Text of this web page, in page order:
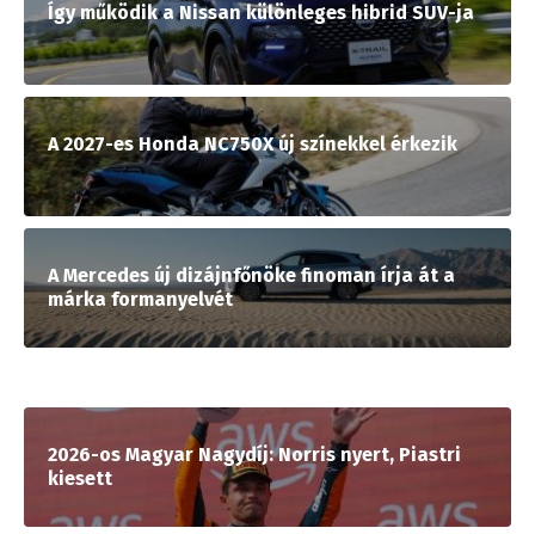
Így működik a Nissan különleges hibrid SUV-ja
A 2027-es Honda NC750X új színekkel érkezik
A Mercedes új dizájnfőnöke finoman írja át a
márka formanyelvét
2026-os Magyar Nagydíj: Norris nyert, Piastri
kiesett